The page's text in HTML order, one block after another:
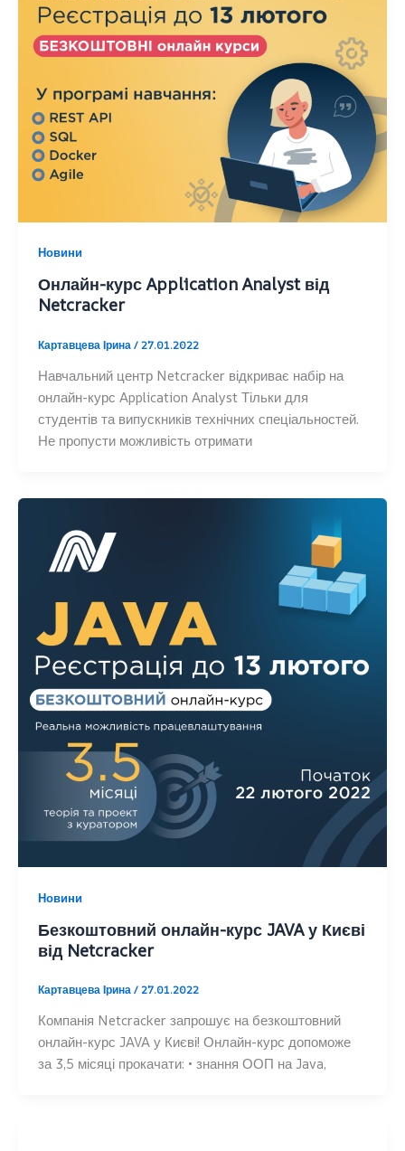
Новини
Онлайн-курс Application Analyst від
Netcracker
Картавцева Ірина/27.01.2022
Навчальний центр Netcracker відкриває набір на
онлайн-курс Application Analyst Тільки для
студентів та випускників технічних спеціальностей.
Не пропусти можливість отримати
Новини
Безкоштовний онлайн-курс JAVA у Києві
від Netcracker
Картавцева Ірина/27.01.2022
Компанія Netcracker запрошує на безкоштовний
онлайн-курс JAVA у Києві! Онлайн-курс допоможе
за 3,5 місяці прокачати: • знання ООП на Java,